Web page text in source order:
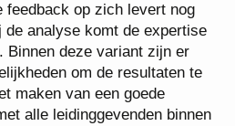
feedback op zich levert nog
analyse komt de expertise
Binnen deze variant zijn er
om de resultaten te
maken van een goede
alle leidinggevenden binnen